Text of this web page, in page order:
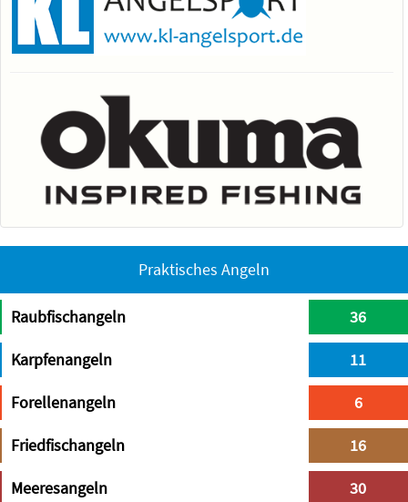
Praktisches Angeln
Raubfischangeln 36
Karpfenangeln 11
Forellenangeln 6
Friedfischangeln 16
Meeresangeln 30